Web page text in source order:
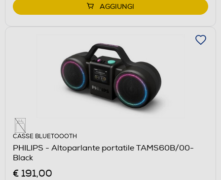
AGGIUNGI
CASSE BLUETOOOTH
PHILIPS - Altoparlante portatile TAMS60B/00-
Black
€ 191,00